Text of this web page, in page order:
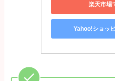
楽天市場
Yahoo!ショッ